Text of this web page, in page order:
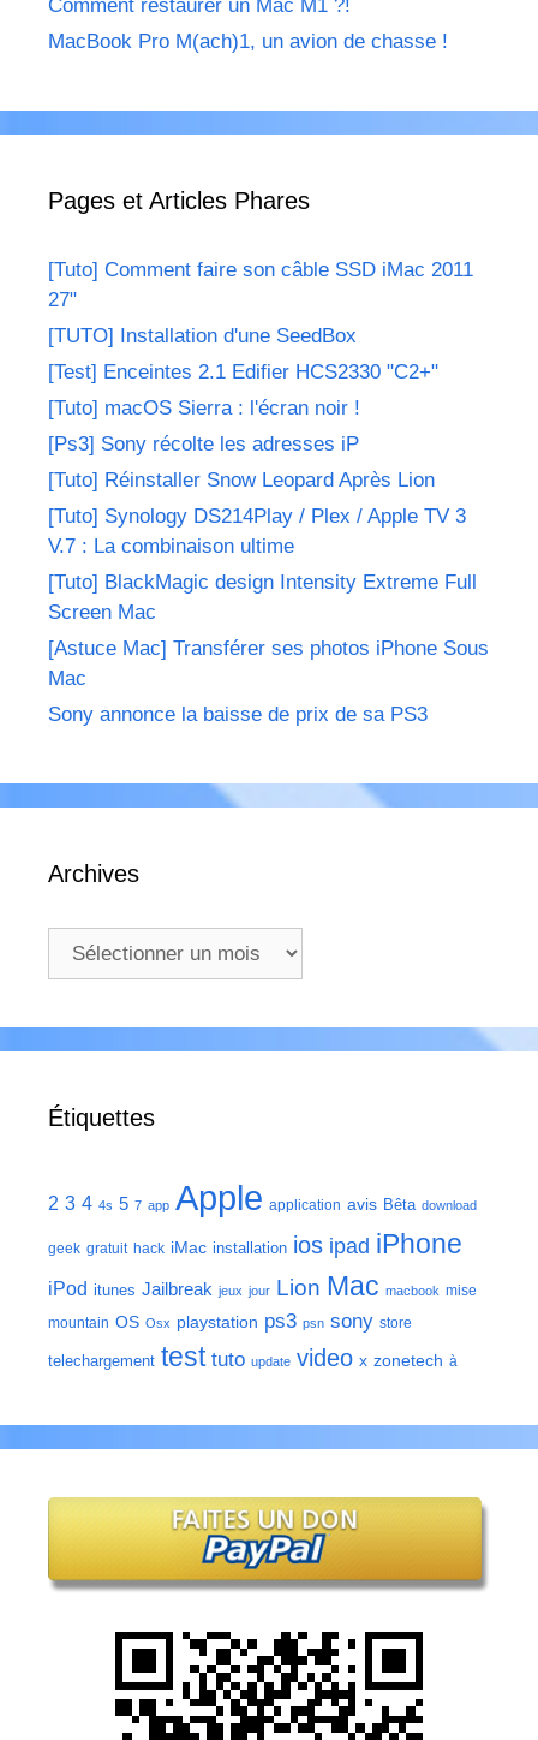
Comment restaurer un Mac M1 ?!
MacBook Pro M(ach)1, un avion de chasse !
Pages et Articles Phares
[Tuto] Comment faire son câble SSD iMac 2011
27"
[TUTO] Installation d'une SeedBox
[Test] Enceintes 2.1 Edifier HCS2330 "C2+"
[Tuto] macOS Sierra : l'écran noir !
[Ps3] Sony récolte les adresses iP
[Tuto] Réinstaller Snow Leopard Après Lion
[Tuto] Synology DS214Play / Plex / Apple TV 3
V.7 : La combinaison ultime
[Tuto] BlackMagic design Intensity Extreme Full
Screen Mac
[Astuce Mac] Transférer ses photos iPhone Sous
Mac
Sony annonce la baisse de prix de sa PS3
Archives
Archives
Étiquettes
2 3 4 4s 5 7 app Apple application avis Bêta download
geek gratuit hack iMac installation ios ipad iPhone
iPod itunes Jailbreak jeux jour Lion Mac macbook mise
mountain OS Osx playstation ps3 psn sony store
telechargement test tuto update video x zonetech à